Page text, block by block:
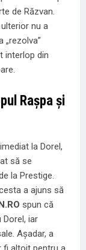
de Răzvan.
nu a
„rezolva”
interlop din
Rașpa și
la Dorel,
să se
la Prestige.
a ajuns să
spun că
iar
Așadar, a